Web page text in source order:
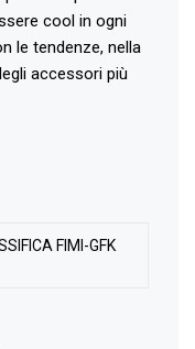
cool in ogni
le tendenze, nella
accessori più
FIMI-GFK